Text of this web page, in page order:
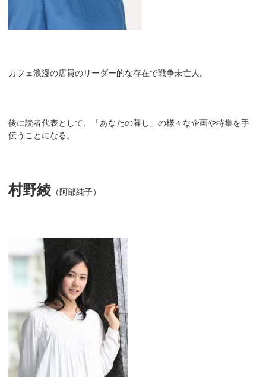
カフェ浪漫の店員のリーダー的な存在で戦争未亡人。
後に読者代表として、「あなたの暮し」の様々な企画や特集を手
伝うことになる。
村野綾 （阿部純子）